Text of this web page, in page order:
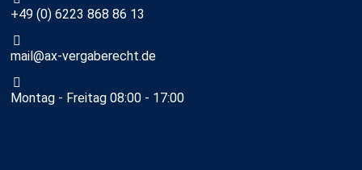
+49 (0) 6223 868 86 13
mail@ax-vergaberecht.de
Montag - Freitag 08:00 - 17:00